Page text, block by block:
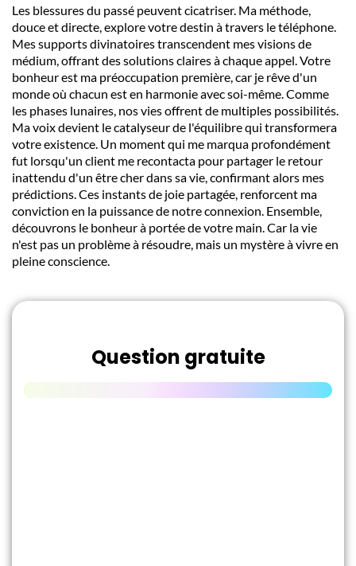
Les blessures du passé peuvent cicatriser. Ma méthode,
douce et directe, explore votre destin à travers le téléphone.
Mes supports divinatoires transcendent mes visions de
médium, offrant des solutions claires à chaque appel. Votre
bonheur est ma préoccupation première, car je rêve d'un
monde où chacun est en harmonie avec soi-même. Comme
les phases lunaires, nos vies offrent de multiples possibilités.
Ma voix devient le catalyseur de l'équilibre qui transformera
votre existence. Un moment qui me marqua profondément
fut lorsqu'un client me recontacta pour partager le retour
inattendu d'un être cher dans sa vie, confirmant alors mes
prédictions. Ces instants de joie partagée, renforcent ma
conviction en la puissance de notre connexion. Ensemble,
découvrons le bonheur à portée de votre main. Car la vie
n'est pas un problème à résoudre, mais un mystère à vivre en
pleine conscience.
Question gratuite